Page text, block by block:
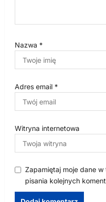
Nazwa *
Adres email *
Witryna internetowa
Zapamiętaj moje dane
pisania kolejnych